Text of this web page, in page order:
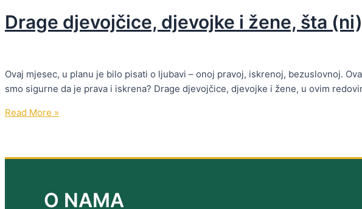
nefunkcionalnog
mentaliteta
Drage djevojčice, djevojke i žene, šta
Ovaj mjesec, u planu je bilo pisati o ljubavi – onoj pravoj, iskrenoj, bezuslovnoj.
smo sigurne da je prava i iskrena? Drage djevojčice, djevojke i žene, u ovim
Drage
i
Read More »
O NAMA